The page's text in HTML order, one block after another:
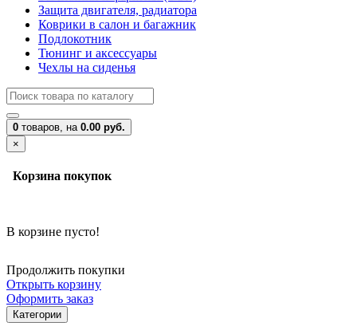
Защита двигателя, радиатора
Коврики в салон и багажник
Подлокотник
Тюнинг и аксессуары
Чехлы на сиденья
0 товаров, на 0.00 руб.
×
Корзина покупок
В корзине пусто!
Продолжить покупки
Открыть корзину
Оформить заказ
Категории